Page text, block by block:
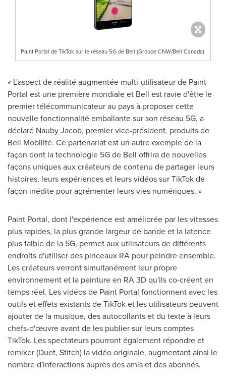
Paint Portal de TikTok sur le réseau 5G de Bell (Groupe CNW/Bell Canada)
« L'aspect de réalité augmentée multi-utilisateur de Paint
Portal est une première mondiale et Bell est ravie d'être le
premier télécommunicateur au pays à proposer cette
nouvelle fonctionnalité emballante sur son réseau 5G, a
déclaré Nauby Jacob, premier vice-président, produits de
Bell Mobilité. Ce partenariat est un autre exemple de la
façon dont la technologie 5G de Bell offrira de nouvelles
façons uniques aux créateurs de contenu de partager leurs
histoires, leurs expériences et leurs vidéos sur TikTok de
façon inédite pour agrémenter leurs vies numériques. »
Paint Portal, dont l'expérience est améliorée par les vitesses
plus rapides, la plus grande largeur de bande et la latence
plus faible de la 5G, permet aux utilisateurs de différents
endroits d'utiliser des pinceaux RA pour peindre ensemble.
Les créateurs verront simultanément leur propre
environnement et la peinture en RA 3D qu'ils co-créent en
temps réel. Les vidéos de Paint Portal fonctionnent avec les
outils et effets existants de TikTok et les utilisateurs peuvent
ajouter de la musique, des autocollants et du texte à leurs
chefs-d'œuvre avant de les publier sur leurs comptes
TikTok. Les spectateurs pourront également répondre et
remixer (Duet, Stitch) la vidéo originale, augmentant ainsi le
nombre d'interactions auprès des amis et des abonnés.